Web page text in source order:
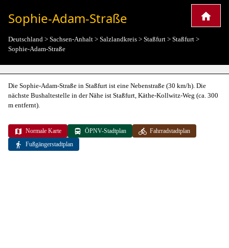
Sophie-Adam-Straße
Deutschland > Sachsen-Anhalt > Salzlandkreis > Staßfurt > Staßfurt >
Sophie-Adam-Straße
Die Sophie-Adam-Straße in Staßfurt ist eine Nebenstraße (30 km/h). Die
nächste Bushaltestelle in der Nähe ist Staßfurt, Käthe-Kollwitz-Weg (ca. 300
m entfernt).
Normale Karte ÖPNV-Stadtplan
Fahrradstadtplan
Fußgängerstadtplan